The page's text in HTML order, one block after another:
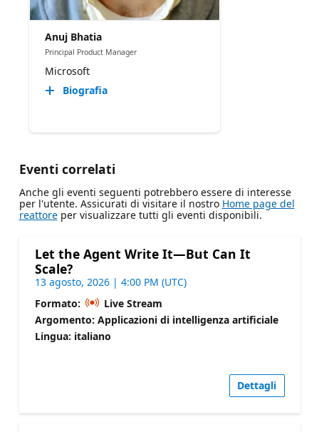
Anuj Bhatia
Principal Product Manager
Microsoft
Biografia
Eventi correlati
Anche gli eventi seguenti potrebbero essere di interesse
per l'utente. Assicurati di visitare il nostro Home page del
reattoreper visualizzare tutti gli eventi disponibili.
Let the Agent Write It—But Can It
Scale?
13 agosto, 2026 | 4:00 PM (UTC)
Formato:
Live Stream
Argomento: Applicazioni di intelligenza artificiale
Lingua: italiano
Dettagli